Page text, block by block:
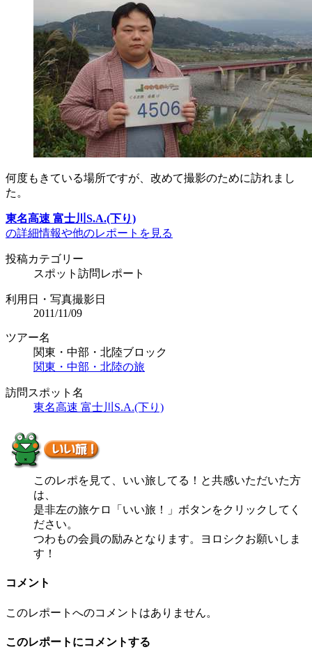
何度もきている場所ですが、改めて撮影のために訪れまし
た。
東名高速 富士川S.A.(下り)
の詳細情報や他のレポートを見る
投稿カテゴリー
スポット訪問レポート
利用日・写真撮影日
2011/11/09
ツアー名
関東・中部・北陸ブロック
関東・中部・北陸の旅
訪問スポット名
東名高速 富士川S.A.(下り)
このレポを見て、いい旅してる！と共感いただいた方
は、
是非左の旅ケロ「いい旅！」ボタンをクリックしてく
ださい。
つわもの会員の励みとなります。ヨロシクお願いしま
す！
コメント
このレポートへのコメントはありません。
このレポートにコメントする